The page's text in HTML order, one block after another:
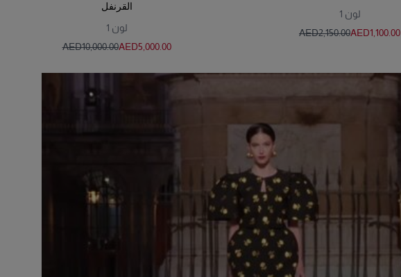
القرنفل
1 لون
AED‌10,000.00AED‌5,000.00
1 لون
AED‌2,150.00AED‌1,100.00